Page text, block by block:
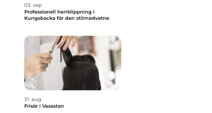
03. sep
Professionell herrklippning i
Kungsbacka för den stilmedvetne
31. aug
Frisör i Vasastan